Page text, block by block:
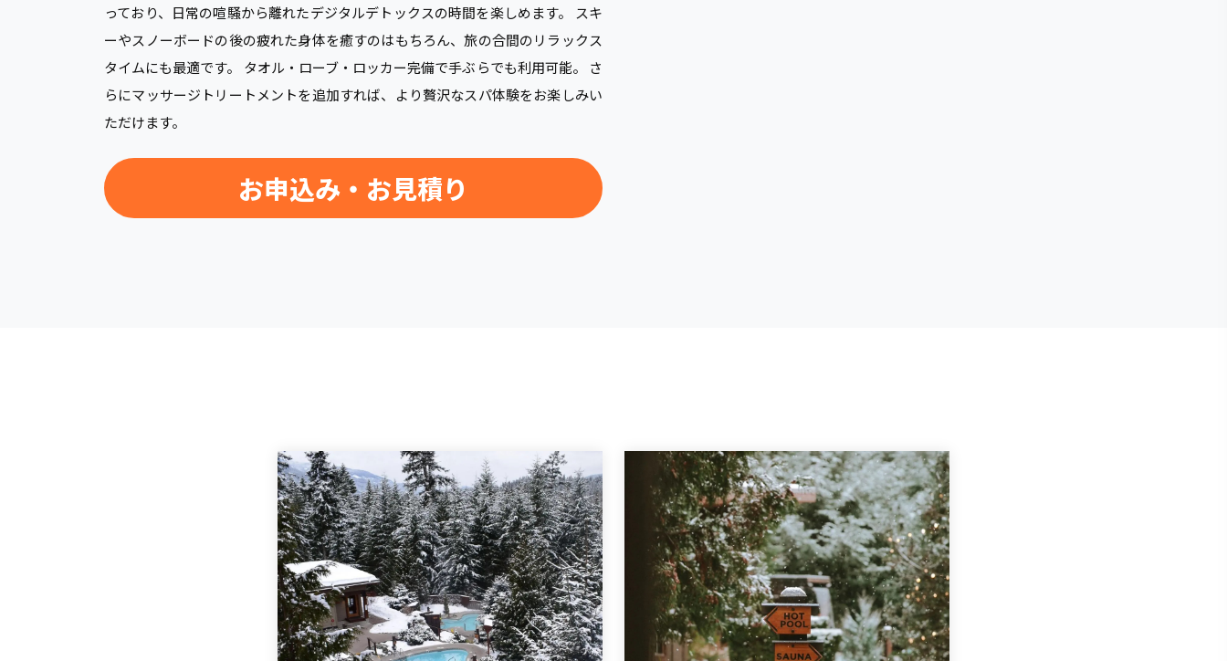
っており、日常の喧騒から離れたデジタルデトックスの時間を楽しめます。 スキ
ーやスノーボードの後の疲れた身体を癒すのはもちろん、旅の合間のリラックス
タイムにも最適です。 タオル・ローブ・ロッカー完備で手ぶらでも利用可能。 さ
らにマッサージトリートメントを追加すれば、より贅沢なスパ体験をお楽しみい
ただけます。
お申込み・お見積り